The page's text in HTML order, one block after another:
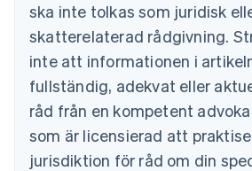
ska inte tolkas som juridisk
skatterelaterad rådgivning.
inte att informationen i
fullständig, adekvat eller
råd från en kompetent
som är licensierad att
jurisdiktion för råd om din
English
Estland
English
Fastlandskina
简体中文English
Finland
Frankrike
FrançaisEnglish